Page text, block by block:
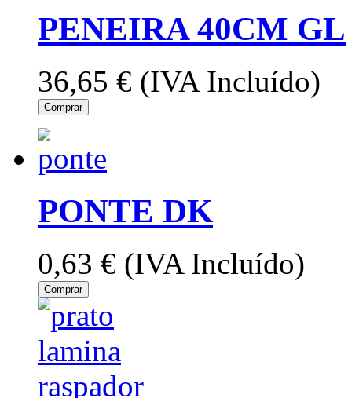
PENEIRA 40CM GL
36,65 € (IVA Incluído)
Comprar
PONTE DK
0,63 € (IVA Incluído)
Comprar